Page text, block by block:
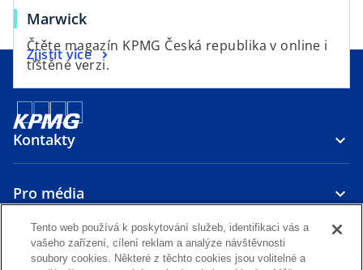
b
Marwicko
e
n
t
a
Čtěte magazín KPMG Česká republika v online i
tištěné verzi.
Zjistit více
o
p
e
n
s
i
n
a
n
e
w
Kontakty
Pro média
O nás
Tento web používá k poskytování služeb, identifikaci vás a
vašeho zařízení, cílení reklam a analýze návštěvnosti
soubory cookies. Některé z těchto cookies jsou volitelné a